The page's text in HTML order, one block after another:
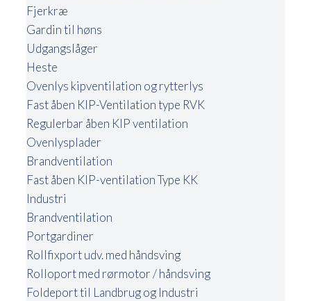
Fjerkræ
Gardin til høns
Udgangslåger
Heste
Ovenlys kipventilation og rytterlys
Fast åben KIP-Ventilation type RVK
Regulerbar åben KIP ventilation
Ovenlysplader
Brandventilation
Fast åben KIP-ventilation Type KK
Industri
Brandventilation
Portgardiner
Rollfixport udv. med håndsving
Rolloport med rørmotor / håndsving
Foldeport til Landbrug og Industri